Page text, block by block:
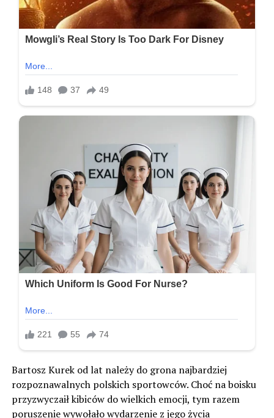
Bartosz Kurek od lat należy do grona najbardziej
rozpoznawalnych polskich sportowców. Choć na boisku
przyzwyczaił kibiców do wielkich emocji, tym razem
poruszenie wywołało wydarzenie z jego życia